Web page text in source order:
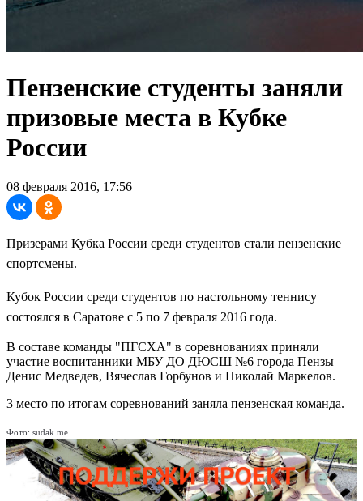
Пензенские студенты заняли
призовые места в Кубке
России
08 февраля 2016, 17:56
Призерами Кубка России среди студентов стали пензенские
спортсмены.
Кубок России среди студентов по настольному теннису
состоялся в Саратове с 5 по 7 февраля 2016 года.
В составе команды "ПГСХА" в соревнованиях приняли
участие воспитанники МБУ ДО ДЮСШ №6 города Пензы
Денис Медведев, Вячеслав Горбунов и Николай Маркелов.
3 место по итогам соревнований заняла пензенская команда.
Фото: sudak.me